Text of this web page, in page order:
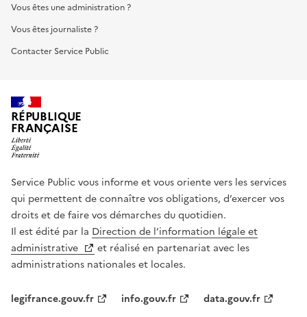
Vous êtes une administration ?
Vous êtes journaliste ?
Contacter Service Public
RÉPUBLIQUE
FRANÇAISE
Service Public vous informe et vous oriente vers les services
qui permettent de connaître vos obligations, d’exercer vos
droits et de faire vos démarches du quotidien.
Il est édité par la Direction de l’information légale et
administrative
et réalisé en partenariat avec les
administrations nationales et locales.
legifrance.gouv.fr info.gouv.fr data.gouv.fr